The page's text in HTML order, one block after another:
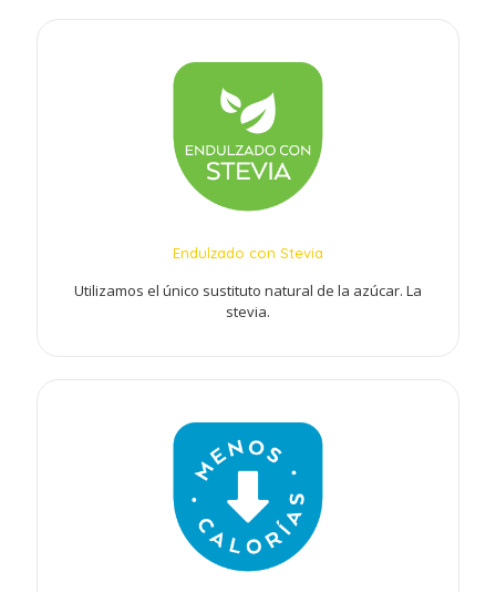
Endulzado con Stevia
Utilizamos el único sustituto natural de la azúcar. La
stevia.